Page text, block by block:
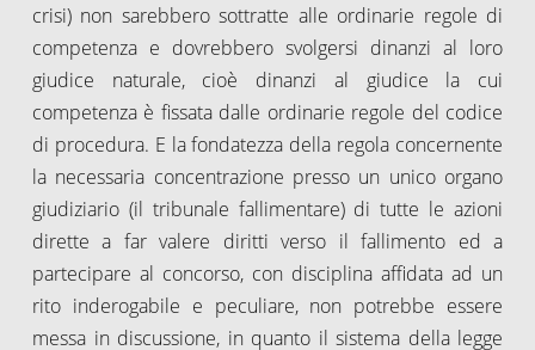
crisi) non sarebbero sottratte alle ordinarie regole di
competenza e dovrebbero svolgersi dinanzi al loro
giudice naturale, cioè dinanzi al giudice la cui
competenza è fissata dalle ordinarie regole del codice
di procedura. E la fondatezza della regola concernente
la necessaria concentrazione presso un unico organo
giudiziario (il tribunale fallimentare) di tutte le azioni
dirette a far valere diritti verso il fallimento ed a
partecipare al concorso, con disciplina affidata ad un
rito inderogabile e peculiare, non potrebbe essere
messa in discussione, in quanto il sistema della legge